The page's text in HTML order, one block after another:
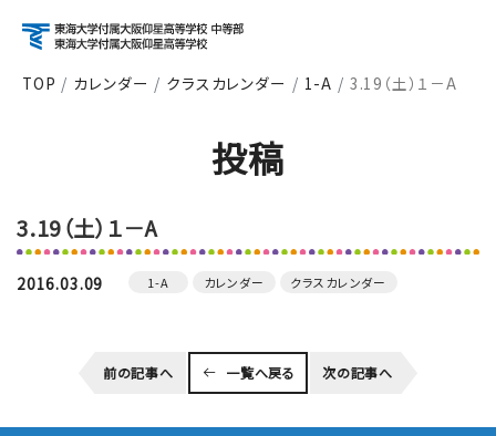
About 学校紹介
Course コース紹介
TOP カレンダー クラスカレンダー 1-A 3.19（土）１－A
投稿
3.19（土）１－A
2016.03.09 1-A カレンダー クラスカレンダー
前の記事へ 一覧へ戻る 次の記事へ